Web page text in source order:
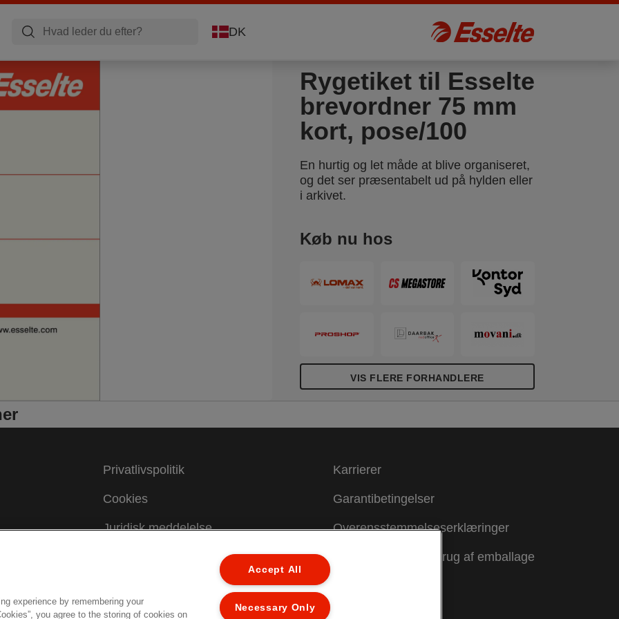
DK
Rygetiket til Esselte
brevordner 75 mm
kort, pose/100
En hurtig og let måde at blive organiseret,
og det ser præsentabelt ud på hylden eller
i arkivet.
Køb nu hos
VIS FLERE FORHANDLERE
Privatlivspolitik
Cookies
Juridisk meddelelse
Kundesupport
Karrierer
Garantibetingelser
Overensstemmelseserklæringer
Vejledning om genbrug af emballage
experience by remembering your
you agree to the storing of cookies on
Accept All
Necessary Only